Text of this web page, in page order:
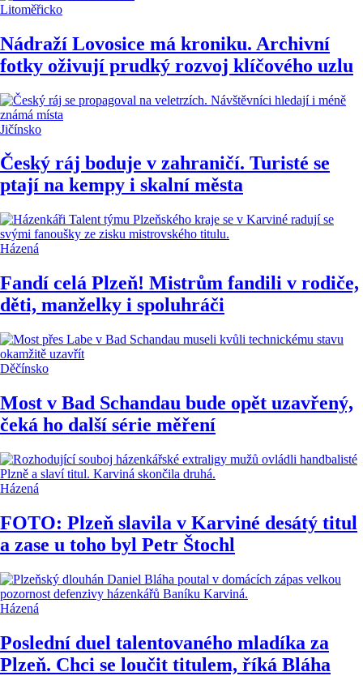
Litoměřicko
Nádraží Lovosice má kroniku. Archivní
fotky oživují prudký rozvoj klíčového uzlu
Jičínsko
Český ráj boduje v zahraničí. Turisté se
ptají na kempy i skalní města
Házená
Fandí celá Plzeň! Mistrům fandili v rodiče,
děti, manželky i spoluhráči
Děčínsko
Most v Bad Schandau bude opět uzavřený,
čeká ho další série měření
Házená
FOTO: Plzeň slavila v Karviné desátý titul
a zase u toho byl Petr Štochl
Házená
Poslední duel talentovaného mladíka za
Plzeň. Chci se loučit titulem, říká Bláha